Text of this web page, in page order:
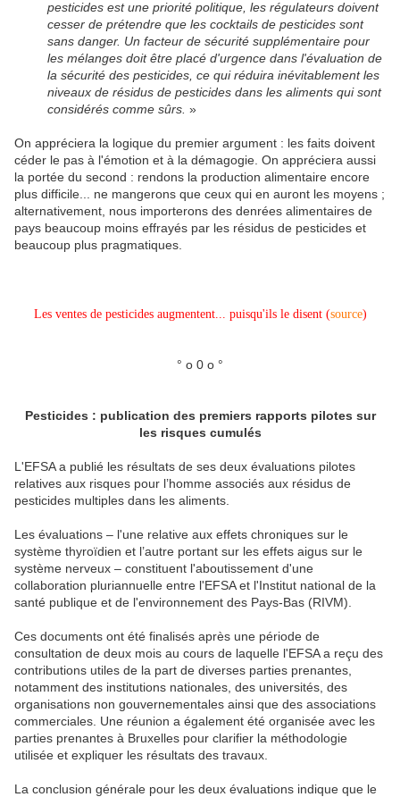
pesticides est une priorité politique, les régulateurs doivent
cesser de prétendre que les cocktails de pesticides sont
sans danger. Un facteur de sécurité supplémentaire pour
les mélanges doit être placé d'urgence dans l'évaluation de
la sécurité des pesticides, ce qui réduira inévitablement les
niveaux de résidus de pesticides dans les aliments qui sont
considérés comme sûrs. »
On appréciera la logique du premier argument : les faits doivent
céder le pas à l'émotion et à la démagogie. On appréciera aussi
la portée du second : rendons la production alimentaire encore
plus difficile... ne mangerons que ceux qui en auront les moyens ;
alternativement, nous importerons des denrées alimentaires de
pays beaucoup moins effrayés par les résidus de pesticides et
beaucoup plus pragmatiques.
Les ventes de pesticides augmentent... puisqu'ils le disent (source)
° o 0 o °
Pesticides : publication des premiers rapports pilotes sur
les risques cumulés
L'EFSA a publié les résultats de ses deux évaluations pilotes
relatives aux risques pour l’homme associés aux résidus de
pesticides multiples dans les aliments.
Les évaluations – l'une relative aux effets chroniques sur le
système thyroïdien et l’autre portant sur les effets aigus sur le
système nerveux – constituent l'aboutissement d'une
collaboration pluriannuelle entre l'EFSA et l'Institut national de la
santé publique et de l'environnement des Pays-Bas (RIVM).
Ces documents ont été finalisés après une période de
consultation de deux mois au cours de laquelle l'EFSA a reçu des
contributions utiles de la part de diverses parties prenantes,
notamment des institutions nationales, des universités, des
organisations non gouvernementales ainsi que des associations
commerciales. Une réunion a également été organisée avec les
parties prenantes à Bruxelles pour clarifier la méthodologie
utilisée et expliquer les résultats des travaux.
La conclusion générale pour les deux évaluations indique que le